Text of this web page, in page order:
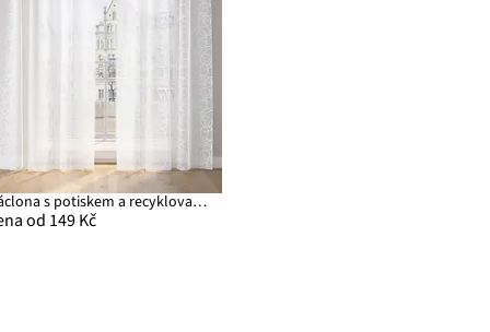
Záclona s potiskem a recyklovaným polyesterem (1 ks v balení)
od 149 Kč